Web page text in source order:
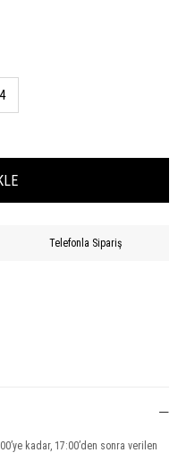
Telefonla Sipariş
kadar, 17:00’den sonra verilen